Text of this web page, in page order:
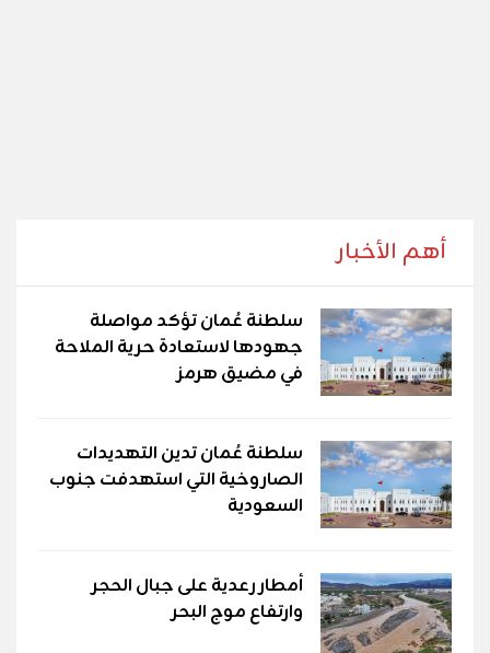
أهم الأخبار
سلطنة عُمان تؤكد مواصلة
جهودها لاستعادة حرية الملاحة
في مضيق هرمز
سلطنة عُمان تدين التهديدات
الصاروخية التي استهدفت جنوب
السعودية
أمطار رعدية على جبال الحجر
وارتفاع موج البحر